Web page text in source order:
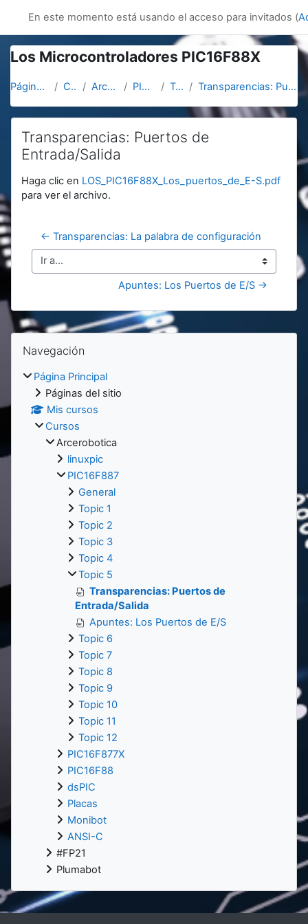
innovacion
En este momento está usando el acceso para invitados (
Los Microcontroladores PIC16F88X
Página Principal Cursos Arcerobotica PIC16F887 Topic 5 Transparencias: Puertos de Entrada/Salida
Transparencias: Puertos de
Entrada/Salida
Requisitos de finalización
Haga clic en LOS_PIC16F88X_Los_puertos_de_E-S.pdf
para ver el archivo.
← Transparencias: La palabra de configuración
Ir a...
Apuntes: Los Puertos de E/S →
Bloques
Bloques
Salta Navegación
Navegación
Página Principal
Páginas del sitio
Mis cursos
Cursos
Arcerobotica
linuxpic
PIC16F887
General
Topic 1
Topic 2
Topic 3
Topic 4
Topic 5
Transparencias: Puertos de
Entrada/Salida
Apuntes: Los Puertos de E/S
Topic 6
Topic 7
Topic 8
Topic 9
Topic 10
Topic 11
Topic 12
PIC16F877X
PIC16F88
dsPIC
Placas
Monibot
ANSI-C
#FP21
Plumabot